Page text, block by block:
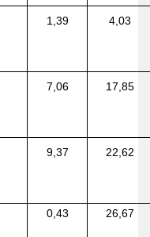
1,39 4,03
7,06 17,85
9,37 22,62
0,43 26,67